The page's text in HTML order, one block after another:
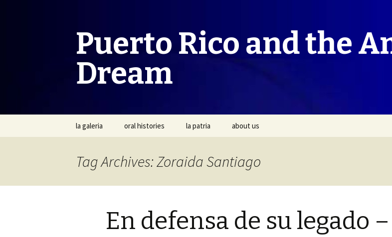
Puerto Rico and the
Dream
Skip
la galeria oral histories la patria about us
Tag Archives: Zoraida Santiago
En defensa de su legado –